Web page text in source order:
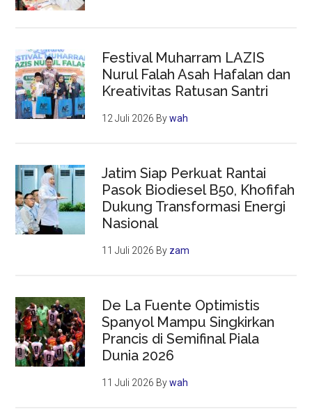
Festival Muharram LAZIS
Nurul Falah Asah Hafalan dan
Kreativitas Ratusan Santri
12 Juli 2026 Bywah
Jatim Siap Perkuat Rantai
Pasok Biodiesel B50, Khofifah
Dukung Transformasi Energi
Nasional
11 Juli 2026 By zam
De La Fuente Optimistis
Spanyol Mampu Singkirkan
Prancis di Semifinal Piala
Dunia 2026
11 Juli 2026 Bywah